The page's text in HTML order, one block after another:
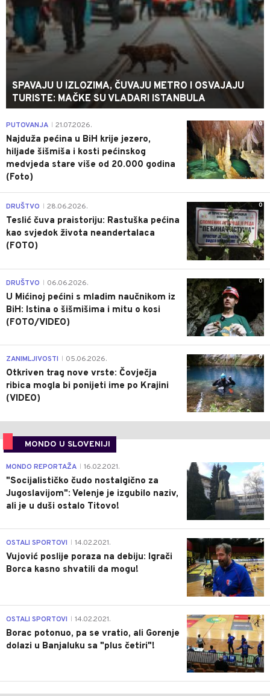
SPAVAJU U IZLOZIMA, ČUVAJU METRO I OSVAJAJU
TURISTE: MAČKE SU VLADARI ISTANBULA
0
PUTOVANJA 21.07.2026.
Najduža pećina u BiH krije jezero,
hiljade šišmiša i kosti pećinskog
medvjeda stare više od 20.000 godina
(Foto)
0
DRUŠTVO 28.06.2026.
Teslić čuva praistoriju: Rastuška pećina
kao svjedok života neandertalaca
(FOTO)
0
DRUŠTVO 06.06.2026.
U Mićinoj pećini s mladim naučnikom iz
BiH: Istina o šišmišima i mitu o kosi
(FOTO/VIDEO)
0
ZANIMLJIVOSTI 05.06.2026.
Otkriven trag nove vrste: Čovječja
ribica mogla bi ponijeti ime po Krajini
(VIDEO)
MONDO U SLOVENIJI
4
MONDO REPORTAŽA 16.02.2021.
"Socijalističko čudo nostalgično za
Jugoslavijom": Velenje je izgubilo naziv,
ali je u duši ostalo Titovo!
1
OSTALI SPORTOVI 14.02.2021.
Vujović poslije poraza na debiju: Igrači
Borca kasno shvatili da mogu!
3
OSTALI SPORTOVI 14.02.2021.
Borac potonuo, pa se vratio, ali Gorenje
dolazi u Banjaluku sa "plus četiri"!